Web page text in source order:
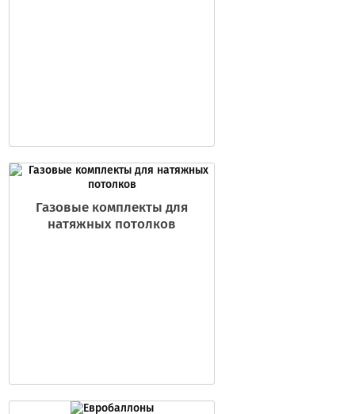
Газовые комплекты для
натяжных потолков